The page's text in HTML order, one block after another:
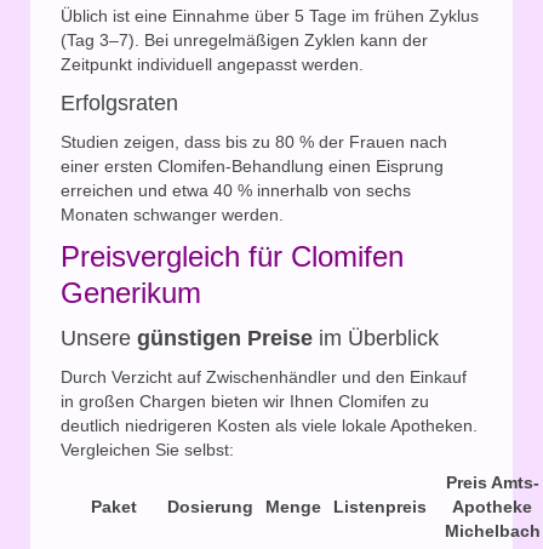
Üblich ist eine Einnahme über 5 Tage im frühen Zyklus
(Tag 3–7). Bei unregelmäßigen Zyklen kann der
Zeitpunkt individuell angepasst werden.
Erfolgsraten
Studien zeigen, dass bis zu 80 % der Frauen nach
einer ersten Clomifen-Behandlung einen Eisprung
erreichen und etwa 40 % innerhalb von sechs
Monaten schwanger werden.
Preisvergleich für Clomifen
Generikum
Unsere günstigen Preise im Überblick
Durch Verzicht auf Zwischenhändler und den Einkauf
in großen Chargen bieten wir Ihnen Clomifen zu
deutlich niedrigeren Kosten als viele lokale Apotheken.
Vergleichen Sie selbst:
Paket Dosierung Menge Listenpreis
Preis Amts-
Apotheke
Michelbach